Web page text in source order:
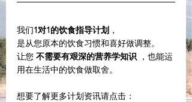
我们1对1的饮食指导计划 ，
是从您原本的饮食习惯和喜好做调整。
让您 不需要有艰深的营养学知识 ，也能运
用在生活中的饮食做取舍。
想要了解更多计划资讯请点击：